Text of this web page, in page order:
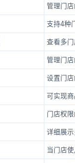
管理门
支持4种
查看多
管理门
设置门
可实现
门店权
详细展
当门店